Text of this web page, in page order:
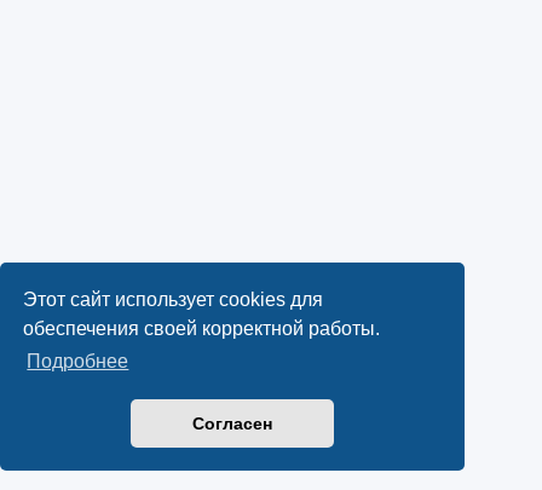
Этот сайт использует cookies для
обеспечения своей корректной работы.
Подробнее
Согласен